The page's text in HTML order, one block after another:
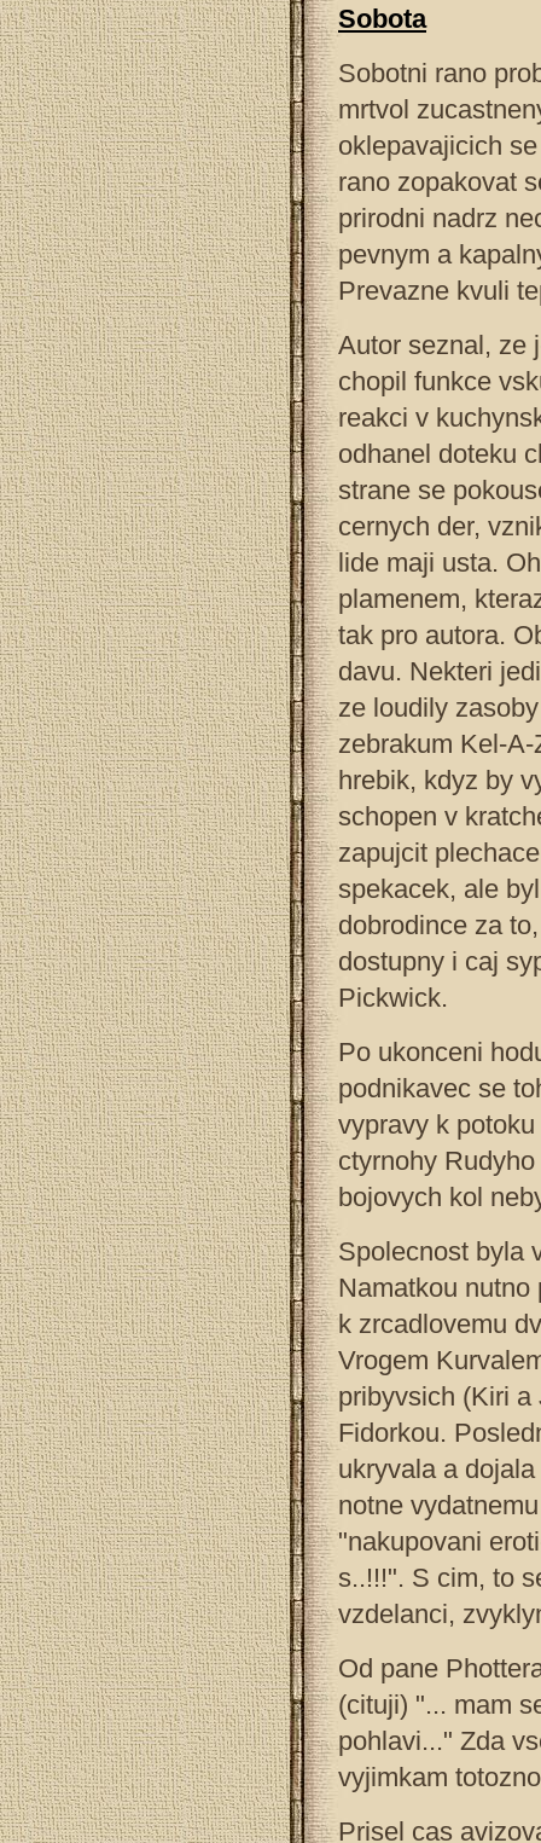
Sobota
Sobotni rano
mrtvol
oklepavajicich
rano zopakovat
prirodni nadrz
pevnym a
Prevazne kvuli
Autor seznal, ze
chopil funkce
reakci v
odhanel doteku
strane se
cernych der,
lide maji usta.
plamenem,
tak pro autora.
davu. Nekteri
ze loudily
zebrakum Kel-
hrebik, kdyz by
schopen v
zapujcit
spekacek, ale
dobrodince za
dostupny i caj
Pickwick.
Po ukonceni
podnikavec se
vypravy k
ctyrnohy
bojovych kol
Spolecnost byla
Namatkou nutno
k zrcadlovemu
Vrogem
pribyvsich (Kiri
Fidorkou.
ukryvala a
notne
"nakupovani
s..!!!". S cim, to
vzdelanci,
Od pane
(cituji) "... mam
pohlavi..." Zda
vyjimkam
Prisel cas